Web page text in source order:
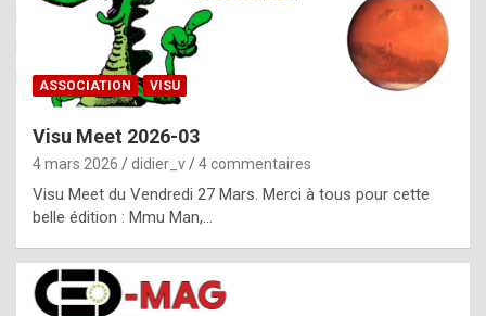
p
l
c
ASSOCIATION VISU
Visu Meet 2026-03
4 mars 2026 didier_v 4 commentaires
Visu Meet du Vendredi 27 Mars. Merci à tous pour cette
belle édition : Mmu Man,…